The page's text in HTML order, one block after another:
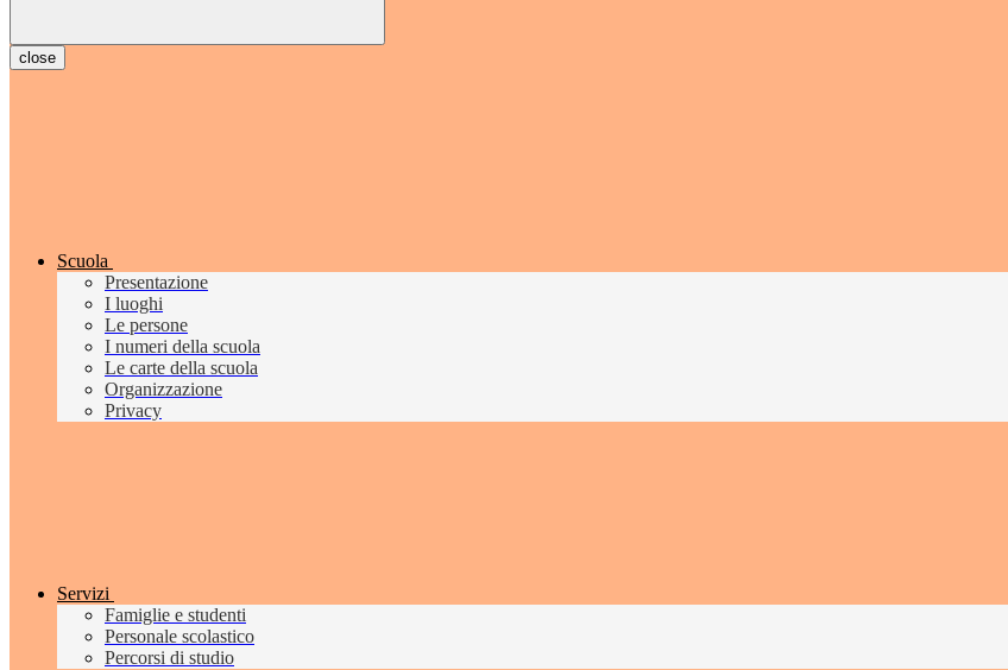
close
Scuola
Presentazione
I luoghi
Le persone
I numeri della scuola
Le carte della scuola
Organizzazione
Privacy
Servizi
Famiglie e studenti
Personale scolastico
Percorsi di studio